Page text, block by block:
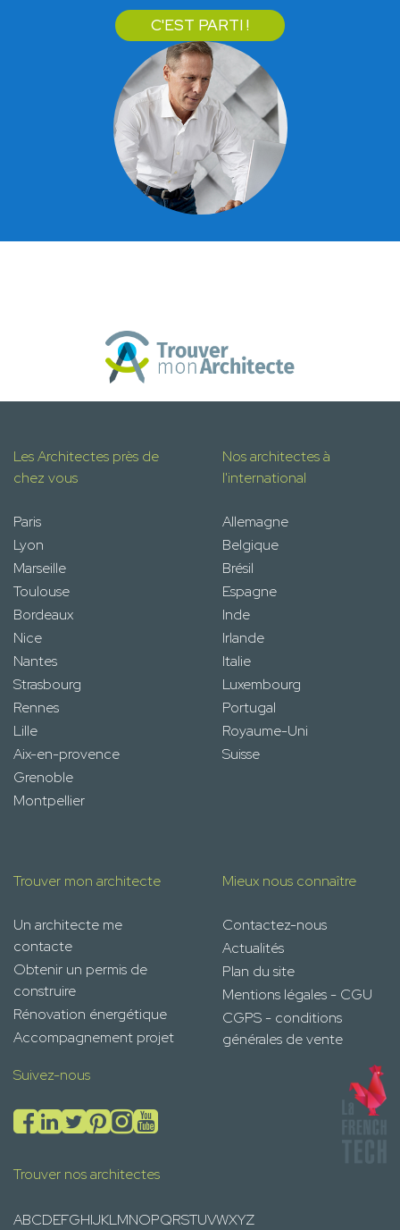
C'EST PARTI !
Les Architectes près de
chez vous
Paris
Lyon
Marseille
Toulouse
Bordeaux
Nice
Nantes
Strasbourg
Rennes
Lille
Aix-en-provence
Grenoble
Montpellier
Nos architectes à
l'international
Allemagne
Belgique
Brésil
Espagne
Inde
Irlande
Italie
Luxembourg
Portugal
Royaume-Uni
Suisse
Trouver mon architecte
Un architecte me
contacte
Obtenir un permis de
construire
Rénovation énergétique
Accompagnement projet
Mieux nous connaître
Contactez-nous
Actualités
Plan du site
Mentions légales - CGU
CGPS - conditions
générales de vente
Suivez-nous
Trouver nos architectes
ABCDEFGHIJKLMNOPQRSTUVWXYZ